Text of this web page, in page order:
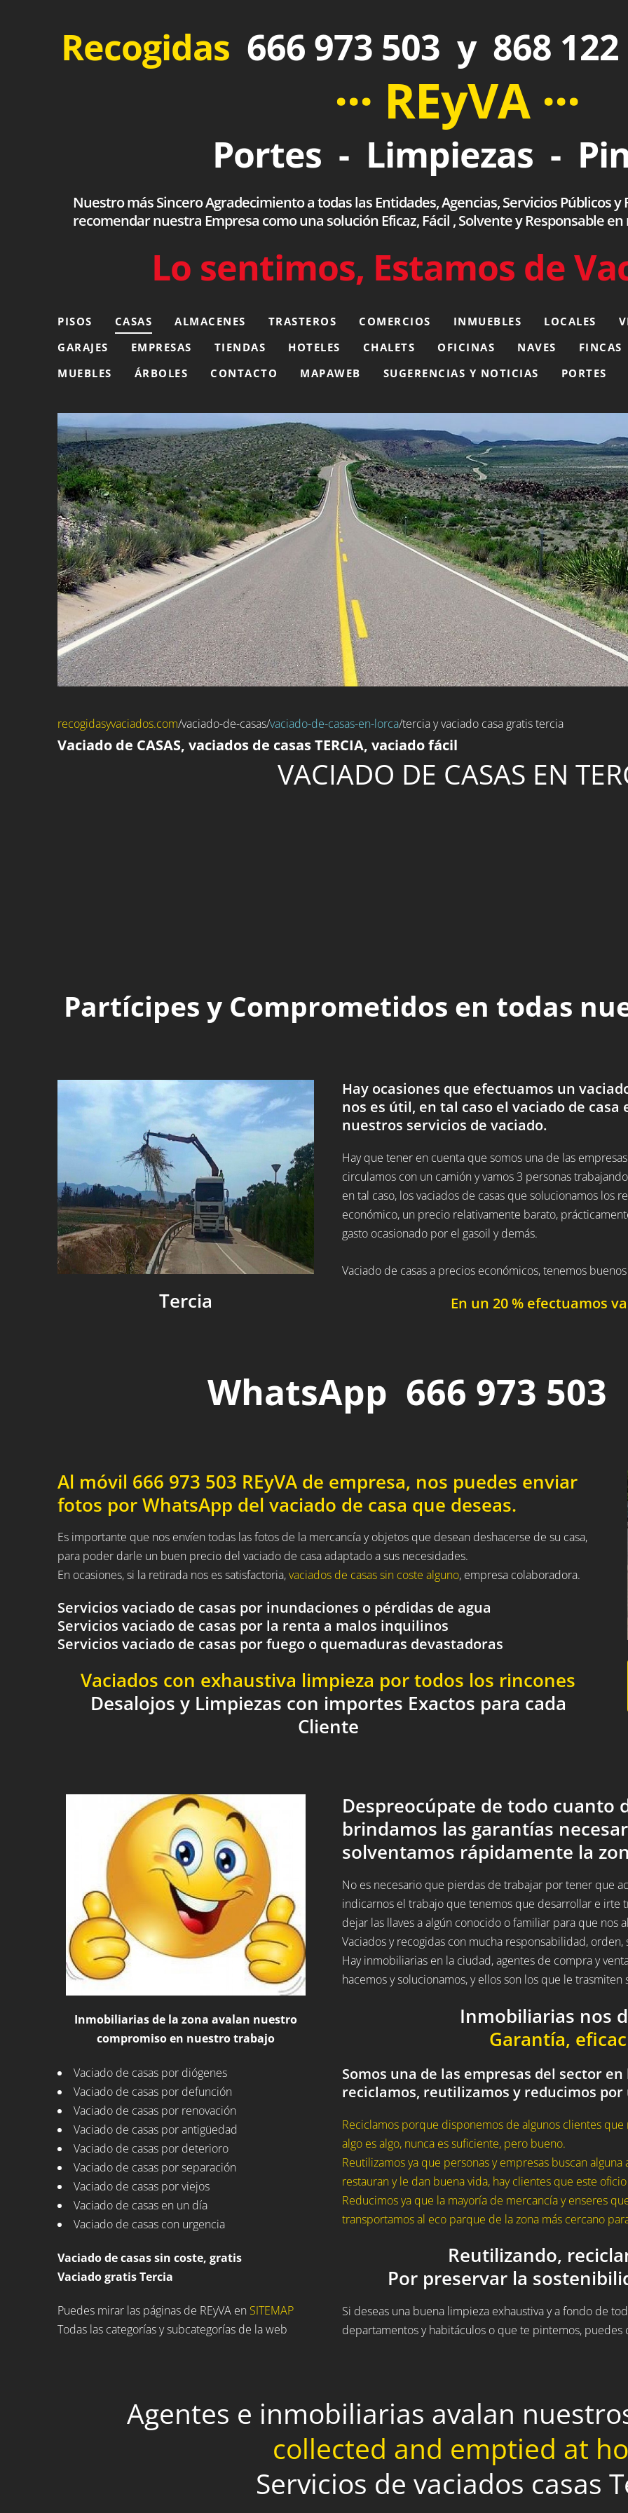
Recogidas 666 973 503 y 868
··· REyVA ···
Portes - Limpiezas -
Nuestro más Sincero Agradecimiento a todas las Entidades, Agencias, Servicios Públicos
recomendar nuestra Empresa como una solución Eficaz, Fácil , Solvente y Responsable
Lo sentimos, Estamos de
PISOS CASAS ALMACENES TRASTEROS COMERCIOS INMUEBLES LOCALES
GARAJES
EMPRESAS TIENDAS HOTELES CHALETS OFICINAS NAVES
FINCAS
MUEBLES
ÁRBOLES CONTACTO MAPAWEB SUGERENCIAS Y NOTICIAS PORTES
recogidasyvaciados.com/vaciado-de-casas/vaciado-de-casas-en-lorca/tercia y vaciado casa gratis tercia
Vaciado de CASAS, vaciados de casas TERCIA, vaciado fácil
VACIADO DE CASAS EN
Partícipes y Comprometidos en todas
Tercia
Hay ocasiones que efectuamos un
nos es útil, en tal caso el vaciado de
nuestros servicios de vaciado.
Hay que tener en cuenta que somos una de las
circulamos con un camión y vamos 3 personas
en tal caso, los vaciados de casas que solucionamos
económico, un precio relativamente barato,
gasto ocasionado por el gasoil y demás.
Vaciado de casas a precios económicos, tenemos
En un 20 % efectuamos
WhatsApp 666 973 503
Al móvil 666 973 503 REyVA de empresa, nos puedes enviar
fotos por WhatsApp del vaciado de casa que deseas.
Es importante que nos envíen todas las fotos de la mercancía y objetos que desean deshacerse de su casa,
para poder darle un buen precio del vaciado de casa adaptado a sus necesidades.
En ocasiones, si la retirada nos es satisfactoria,vaciados de casas sin coste alguno, empresa colaboradora.
Servicios vaciado de casas por inundaciones o pérdidas de agua
Servicios vaciado de casas por la renta a malos inquilinos
Servicios vaciado de casas por fuego o quemaduras devastadoras
Vaciados con exhaustiva limpieza por todos los rincones
Desalojos y Limpiezas con importes Exactos para cada
Cliente
Inmobiliarias de la zona avalan nuestro
compromiso en nuestro trabajo
Vaciado de casas por diógenes
Vaciado de casas por defunción
Vaciado de casas por renovación
Vaciado de casas por antigüedad
Vaciado de casas por deterioro
Vaciado de casas por separación
Vaciado de casas por viejos
Vaciado de casas en un día
Vaciado de casas con urgencia
Vaciado de casas sin coste, gratis
Vaciado gratis Tercia
Puedes mirar las páginas de REyVA en SITEMAP
Todas las categorías y subcategorías de la web
Despreocúpate de todo cuanto
brindamos las garantías
solventamos rápidamente la
No es necesario que pierdas de trabajar por tener que
indicarnos el trabajo que tenemos que desarrollar e irte
dejar las llaves a algún conocido o familiar para que nos
Vaciados y recogidas con mucha responsabilidad,
Hay inmobiliarias en la ciudad, agentes de compra y
hacemos y solucionamos, y ellos son los que le
Inmobiliarias nos
Garantía,
Somos una de las empresas del sector
reciclamos, reutilizamos y reducimos
Reciclamos porque disponemos de algunos clientes
algo es algo, nunca es suficiente, pero bueno.
Reutilizamos ya que personas y empresas buscan
restauran y le dan buena vida, hay clientes que este
Reducimos ya que la mayoría de mercancía y enseres
transportamos al eco parque de la zona más cercano
Reutilizando,
Por preservar la
Si deseas una buena limpieza exhaustiva y a fondo de
departamentos y habitáculos o que te pintemos,
Agentes e inmobiliarias avalan
collected and emptied at
Servicios de vaciados casas